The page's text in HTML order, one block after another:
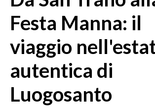
MEDIO CAMPIDANO
ORISTANO E PROVINCIA
GALLURA
NUORO E PROVINCIA
OGLIASTRA
AGENDA
Festa Manna: il
viaggio
autentica di
Luogosanto